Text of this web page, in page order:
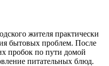
жителя практически
бытовых проблем. После
пробок по пути домой
питательных блюд.